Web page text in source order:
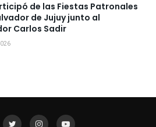
de las Fiestas Patronales
de Jujuy junto al
Carlos Sadir